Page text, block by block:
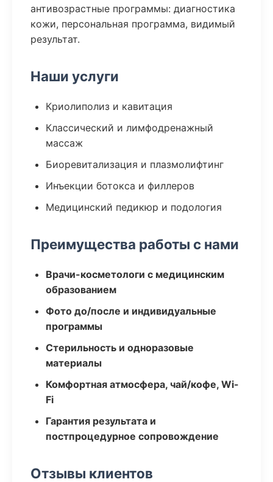
антивозрастные программы: диагностика
кожи, персональная программа, видимый
результат.
Наши услуги
Криолиполиз и кавитация
Классический и лимфодренажный
массаж
Биоревитализация и плазмолифтинг
Инъекции ботокса и филлеров
Медицинский педикюр и подология
Преимущества работы с нами
Врачи-косметологи с медицинским
образованием
Фото до/после и индивидуальные
программы
Стерильность и одноразовые
материалы
Комфортная атмосфера, чай/кофе, Wi-
Fi
Гарантия результата и
постпроцедурное сопровождение
Отзывы клиентов